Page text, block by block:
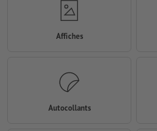
Affiches
Autocollants